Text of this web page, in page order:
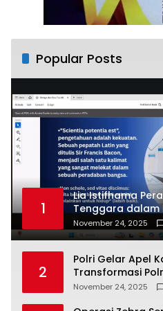
Popular Posts
1
Lia Istifhama
Tenggara dalam
Internasional
November 24, 2025
2
Polri Gelar Apel
Transformasi
Masyarakat
November 24, 2025